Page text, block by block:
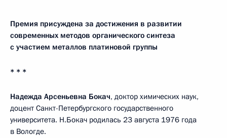
Премия присуждена за достижения в развитии
современных методов органического синтеза
с участием металлов платиновой группы
* * *
Надежда Арсеньевна Бокач, доктор химических наук,
доцент Санкт-Петербургского государственного
университета. Н.Бокач родилась 23 августа 1976 года
в Вологде.